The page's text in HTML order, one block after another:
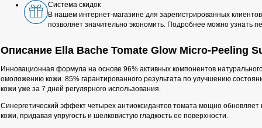
Система скидок
В нашем интернет-магазине для зарегистрированных
позволяет значительно экономить. Подробнее можно узнать
Описание Ella Bache Tomate Glow Micro-Peeling
Инновационная формула на основе 96% активных компонентов
омоложению кожи. 85% гарантированного результата по улучшению
кожи уже за 7 дней регулярного использования.
Синергетический эффект четырех антиоксидантов томата мощно обновляет
кожи, придавая упругость и шелковистую гладкость ее поверхности.